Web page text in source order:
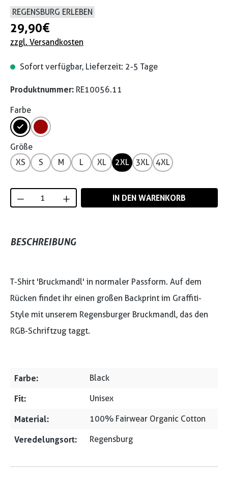
REGENSBURG ERLEBEN
29,90 €
zzgl. Versandkosten
Sofort verfügbar, Lieferzeit: 2-5 Tage
Produktnummer: RE10056.11
Farbe
Größe
XS
S M L XL 2XL 3XL 4XL
Produkt Anzahl: Gib den gewünschten
IN DEN WARENKORB
BESCHREIBUNG
T-Shirt 'Bruckmandl' in normaler Passform. Auf dem
Rücken findet ihr einen großen Backprint im Graffiti-
Style mit unserem Regensburger Bruckmandl, das den
RGB-Schriftzug taggt.
Farbe: Black
Fit: Unisex
Material: 100% Fairwear Organic Cotton
Veredelungsort: Regensburg